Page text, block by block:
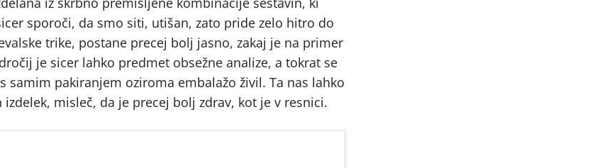
sporoči, da smo siti, utišan, zato pride zelo hitro do
trike, postane precej bolj jasno, zakaj je na primer
je sicer lahko predmet obsežne analize, a tokrat se
pakiranjem oziroma embalažo živil. Ta nas lahko
misleč, da je precej bolj zdrav, kot je v resnici.